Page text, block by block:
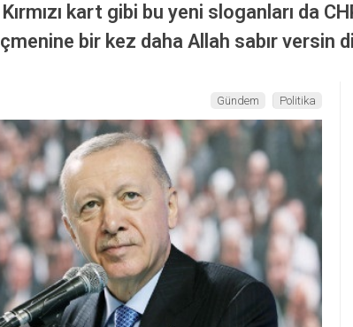
kart gibi bu yeni sloganları da
bir kez daha Allah sabır versin
Gündem Politika